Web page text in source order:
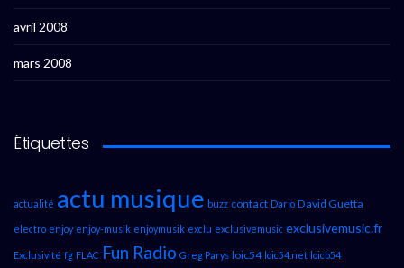
avril 2008
mars 2008
Étiquettes
actualité actu musique buzz contact Dario David Guetta
electro enjoy enjoy-musik enjoymusik exclu exclusivemusic exclusivemusic.fr
Exclusivité fg FLAC Fun Radio Greg Parys loic54 loic54.net loicb54